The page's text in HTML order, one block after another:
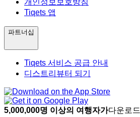
개인정보보호방침
Tiqets 앱
파트너십
Tiqets 서비스 공급 안내
디스트리뷰터 되기
5,000,000명 이상의 여행자가다운로드